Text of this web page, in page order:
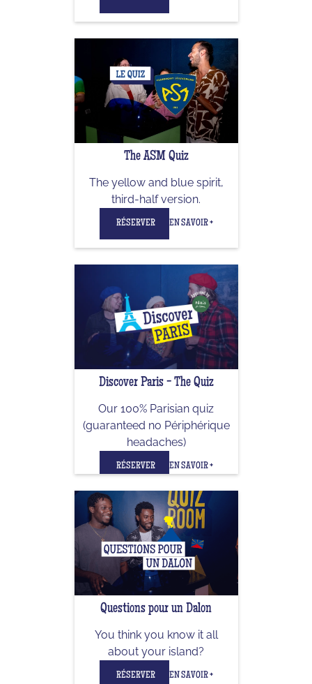
The ASM Quiz
The yellow and blue spirit,
third-half version.
RÉSERVER EN SAVOIR +
Discover Paris - The Quiz
Our 100% Parisian quiz
(guaranteed no Périphérique
headaches)
RÉSERVER EN SAVOIR +
Questions pour un Dalon
You think you know it all
about your island?
RÉSERVER EN SAVOIR +